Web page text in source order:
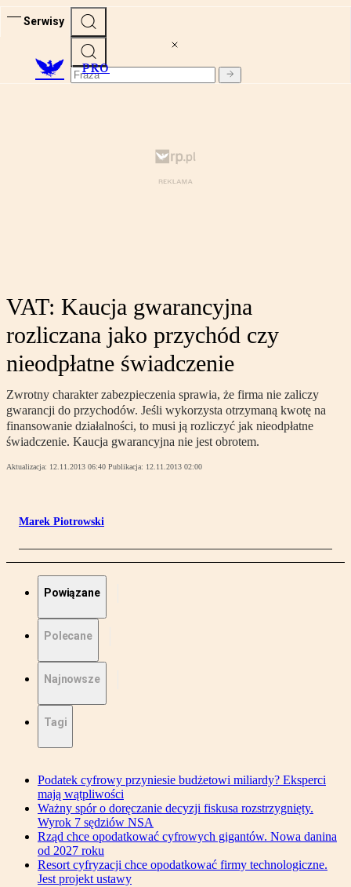
Serwisy
PRO
VAT: Kaucja gwarancyjna
rozliczana jako przychód czy
nieodpłatne świadczenie
Zwrotny charakter zabezpieczenia sprawia, że firma nie zaliczy
gwarancji do przychodów. Jeśli wykorzysta otrzymaną kwotę na
finansowanie działalności, to musi ją rozliczyć jak nieodpłatne
świadczenie. Kaucja gwarancyjna nie jest obrotem.
Aktualizacja: 12.11.2013 06:40 Publikacja: 12.11.2013 02:00
Marek Piotrowski
Powiązane
Polecane
Najnowsze
Tagi
Podatek cyfrowy przyniesie budżetowi miliardy? Eksperci
mają wątpliwości
Ważny spór o doręczanie decyzji fiskusa rozstrzygnięty.
Wyrok 7 sędziów NSA
Rząd chce opodatkować cyfrowych gigantów. Nowa danina
od 2027 roku
Resort cyfryzacji chce opodatkować firmy technologiczne.
Jest projekt ustawy